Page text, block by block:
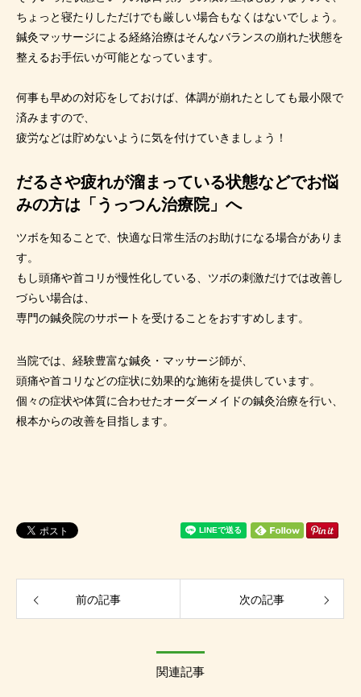
ちょっと寝たりしただけでも厳しい場合もなくはないでしょう。
鍼灸マッサージによる経絡治療はそんなバランスの崩れた状態を
整えるお手伝いが可能となっています。
何事も早めの対応をしておけば、体調が崩れたとしても最小限で
済みますので、
疲労などは貯めないように気を付けていきましょう！
だるさや疲れが溜まっている状態などでお悩
みの方は「うっつん治療院」へ
ツボを知ることで、快適な日常生活のお助けになる場合がありま
す。
もし頭痛や首コリが慢性化している、ツボの刺激だけでは改善し
づらい場合は、
専門の鍼灸院のサポートを受けることをおすすめします。
当院では、経験豊富な鍼灸・マッサージ師が、
頭痛や首コリなどの症状に効果的な施術を提供しています。
個々の症状や体質に合わせたオーダーメイドの鍼灸治療を行い、
根本からの改善を目指します。
前の記事 次の記事
関連記事